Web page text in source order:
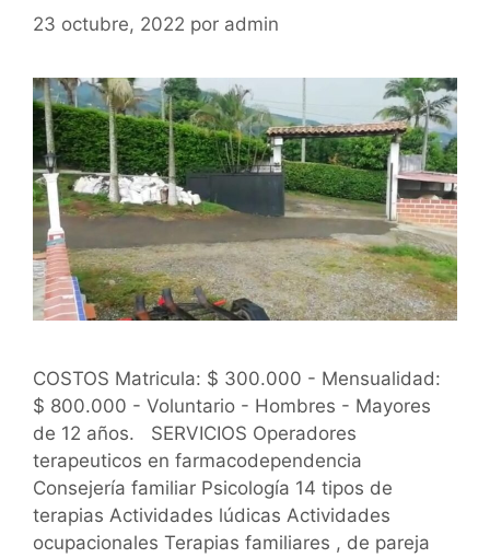
23 octubre, 2022 por admin
COSTOS Matricula: $ 300.000 - Mensualidad:
$ 800.000 - Voluntario - Hombres - Mayores
de 12 años. SERVICIOS Operadores
terapeuticos en farmacodependencia
Consejería familiar Psicología 14 tipos de
terapias Actividades lúdicas Actividades
ocupacionales Terapias familiares , de pareja